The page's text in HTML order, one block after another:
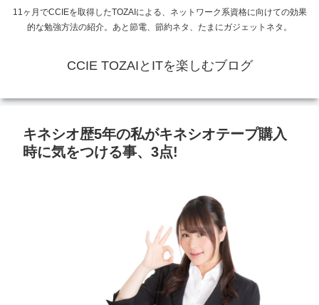
11ヶ月でCCIEを取得したTOZAIによる、ネットワーク系資格に向けての効果
的な勉強方法の紹介。あと節電、節約ネタ、たまにガジェットネタ。
CCIE TOZAIとITを楽しむブログ
キネシオ歴5年の私がキネシオテープ購入
時に気をつける事、3点!